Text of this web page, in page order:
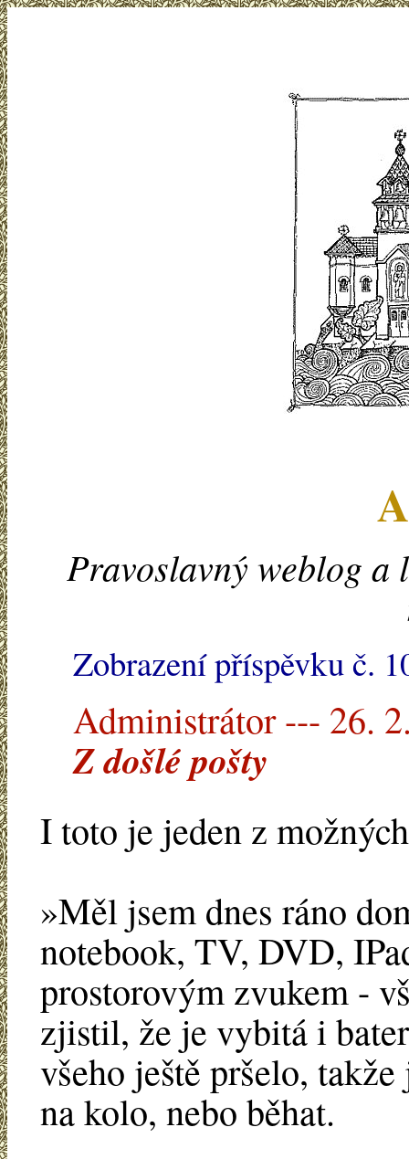
Pravoslavný weblog a
Zobrazení příspěvku č.
Administrátor --- 26.
Z došlé pošty
I toto je jeden z
»Měl jsem dnes ráno
notebook, TV, DVD,
prostorovým zvukem -
zjistil, že je vybitá i
všeho ještě pršelo,
na kolo, nebo běhat.